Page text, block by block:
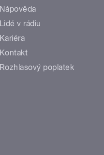
Nápověda
Lidé v rádiu
Kariéra
Kontakt
Rozhlasový poplatek